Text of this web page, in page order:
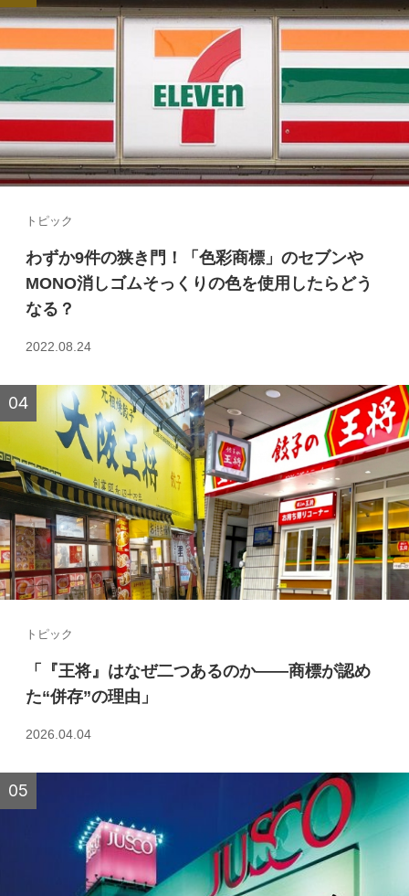
トピック
わずか9件の狭き門！「色彩商標」のセブンや
MONO消しゴムそっくりの色を使用したらどう
なる？
2022.08.24
トピック
「『王将』はなぜ二つあるのか――商標が認め
た“併存”の理由」
2026.04.04